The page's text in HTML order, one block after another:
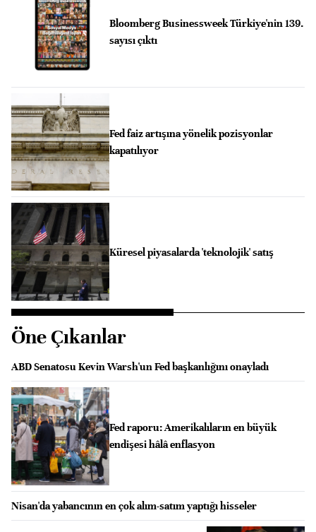
Bloomberg Businessweek Türkiye'nin 139.
sayısı çıktı
Fed faiz artışına yönelik pozisyonlar
kapatılıyor
Küresel piyasalarda 'teknolojik' satış
Öne Çıkanlar
ABD Senatosu Kevin Warsh'un Fed başkanlığını onayladı
Fed raporu: Amerikalıların en büyük
endişesi hâlâ enflasyon
Nisan'da yabancının en çok alım-satım yaptığı hisseler